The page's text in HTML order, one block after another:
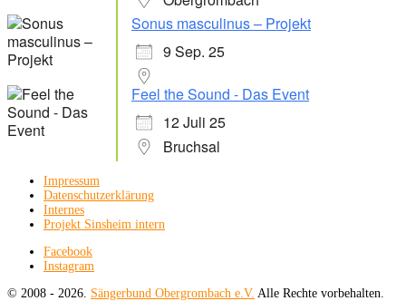
Sonus masculinus – Projekt
9 Sep. 25
Feel the Sound - Das Event
12 Juli 25
Bruchsal
Impressum
Datenschutzerklärung
Internes
Projekt Sinsheim intern
Facebook
Instagram
© 2008 - 2026. Sängerbund Obergrombach e.V. Alle Rechte vorbehalten.